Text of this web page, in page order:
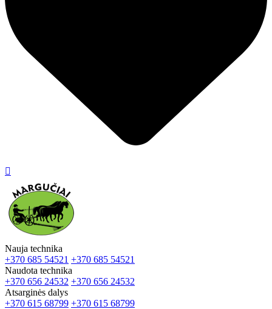

Nauja technika
+370 685 54521 +370 685 54521
Naudota technika
+370 656 24532 +370 656 24532
Atsarginės dalys
+370 615 68799 +370 615 68799